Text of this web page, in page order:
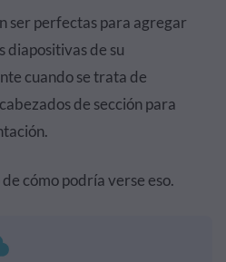
ser perfectas para agregar
diapositivas de su
cuando se trata de
de sección para
cómo podría verse eso.